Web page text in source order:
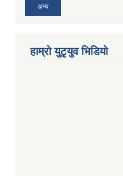
अन्य
हाम्राे युटृयुव भिडियाे